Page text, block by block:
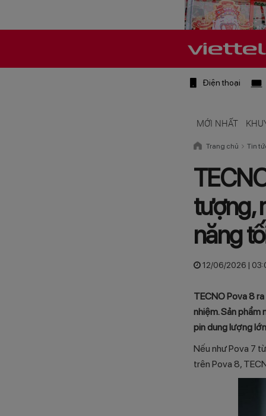
Điện thoại
MỚI NHẤT
Trang chủ Tin
tượng,
năng
12/06/2026 |
TECNO Pova 8
nhiệm. Sản
pin dung lượng
Nếu như Pova 7
trên Pova 8,